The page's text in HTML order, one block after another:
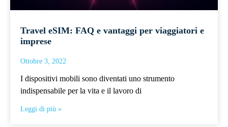
Travel eSIM: FAQ e vantaggi per viaggiatori e
imprese
Ottobre 3, 2022
I dispositivi mobili sono diventati uno strumento
indispensabile per la vita e il lavoro di
Leggi di più »